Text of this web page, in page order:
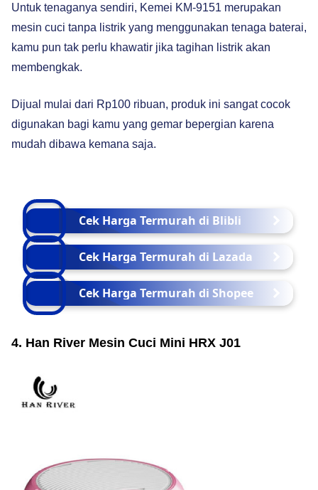
Untuk tenaganya sendiri, Kemei KM-9151 merupakan
mesin cuci tanpa listrik yang menggunakan tenaga baterai,
kamu pun tak perlu khawatir jika tagihan listrik akan
membengkak.
Dijual mulai dari Rp100 ribuan, produk ini sangat cocok
digunakan bagi kamu yang gemar bepergian karena
mudah dibawa kemana saja.
Cek Harga Termurah di Blibli
Cek Harga Termurah di Lazada
Cek Harga Termurah di Shopee
4. Han River Mesin Cuci Mini HRX J01